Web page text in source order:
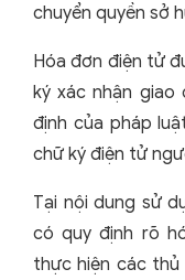
chuyển quyền sở
Hóa đơn điện tử
ký xác nhận
định của pháp
chữ ký điện tử
Tại nội dung sử
có quy định rõ
thực hiện các